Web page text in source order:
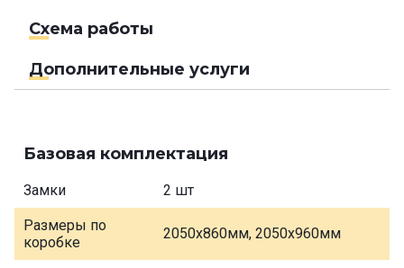
Схема работы
Дополнительные услуги
Базовая комплектация
Замки 2 шт
Размеры по
коробке
2050х860мм, 2050х960мм